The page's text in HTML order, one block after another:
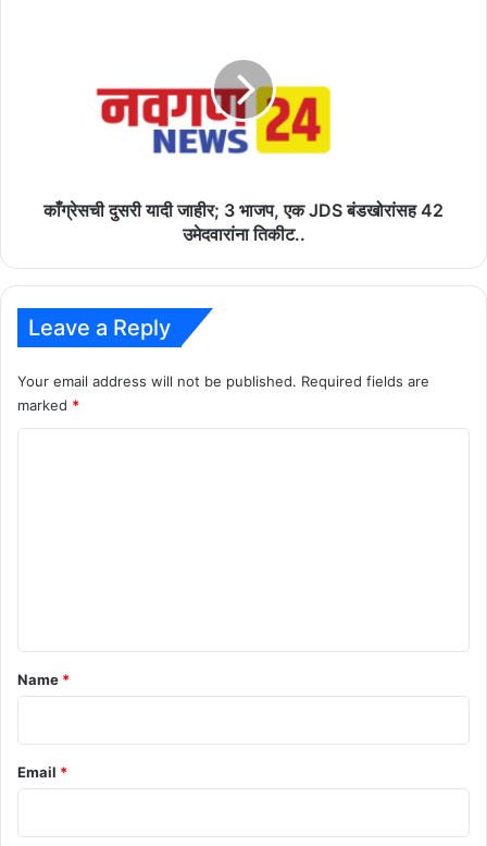
काँग्रेसची दुसरी यादी जाहीर; 3 भाजप, एक JDS बंडखोरांसह 42
उमेदवारांना तिकीट..
Leave a Reply
Your email address will not be published. Required fields are
marked *
*
Name *
Email *